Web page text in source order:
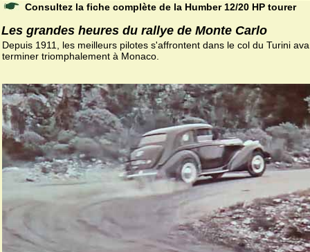
Consultez la fiche complète de la Humber 12/20 HP tourer
Les grandes heures du rallye de Monte Carlo
Depuis 1911, les meilleurs pilotes s'affrontent dans le col du Turini
terminer triomphalement à Monaco.